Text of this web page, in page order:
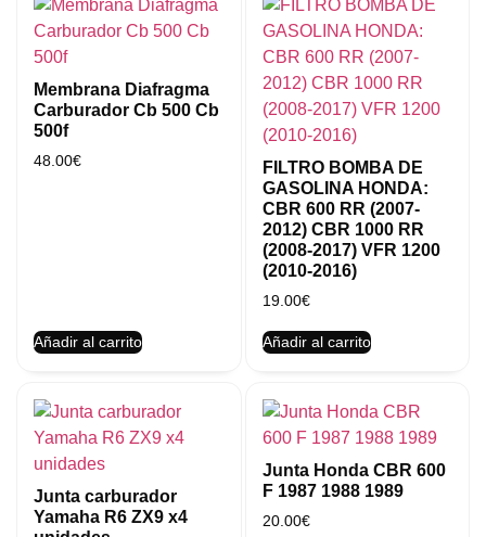
Membrana Diafragma
Carburador Cb 500 Cb
500f
48.00€
Añadir al carrito
FILTRO BOMBA DE
GASOLINA HONDA:
CBR 600 RR (2007-
2012) CBR 1000 RR
(2008-2017) VFR 1200
(2010-2016)
19.00€
Añadir al carrito
Junta carburador
Yamaha R6 ZX9 x4
Junta Honda CBR 600
F 1987 1988 1989
20.00€